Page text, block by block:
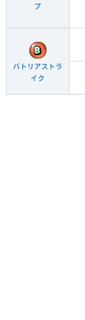
プ
バトリアストラ
イク